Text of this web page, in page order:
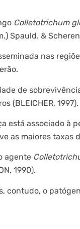
Colletotrichum
Spauld. &
nas
de
(BLEICHER, 1997).
está associado à
as maiores taxas
agente
1990).
contudo, o